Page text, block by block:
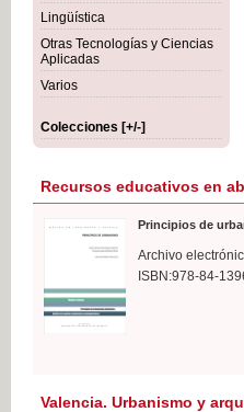
Lingüística
Otras Tecnologías y Ciencias
Aplicadas
Varios
Colecciones [+/-]
Recursos educativos en
Principios de
Archivo
ISBN:978-84-
Valencia. Urbanismo y